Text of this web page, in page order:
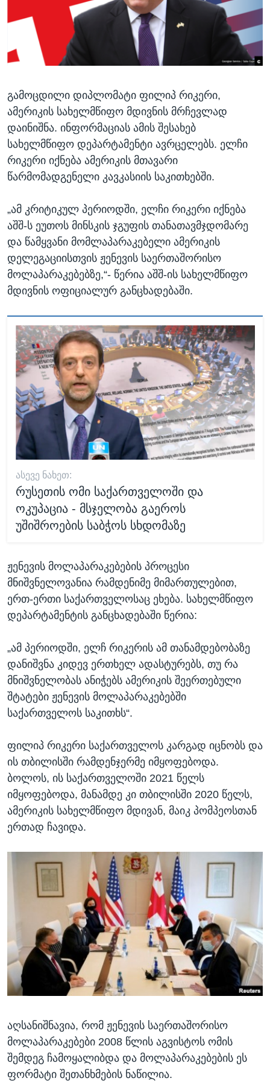
ᲡᲢᲣᲓᲘᲐ ᲕᲐᲨᲘᲜᲒᲢᲝᲜᲘ
ᲯᲐᲜᲛᲠᲗᲔᲚᲝᲑᲐ
ᲛᲔᲪᲜᲘᲔᲠᲔᲑᲐ
ᲙᲣᲚᲢᲣᲠᲐ
ᲒᲐᲚᲘᲚᲔᲝ
ᲓᲔᲖᲘᲜᲤᲝᲠᲛᲐᲪᲘᲐ
Learning English
ᲗᲕᲐᲚᲘ ᲒᲕᲐᲓᲔᲕᲜᲔᲗ
ენები
გამოცდილი დიპლომატი ფილიპ რიკერი,
ამერიკის სახელმწიფო მდივნის მრჩევლად
დაინიშნა. ინფორმაციას ამის შესახებ
სახელმწიფო დეპარტამენტი ავრცელებს. ელჩი
რიკერი იქნება ამერიკის მთავარი
წარმომადგენელი კავკასიის საკითხებში.
„ამ კრიტიკულ პერიოდში, ელჩი რიკერი იქნება
აშშ-ს ეუთოს მინსკის ჯგუფის თანათავმჯდომარე
და წამყვანი მომლაპარაკებელი ამერიკის
დელეგაციისთვის ჟენევის საერთაშორისო
მოლაპარაკებებზე,“- წერია აშშ-ის სახელმწიფო
მდივნის ოფიციალურ განცხადებაში.
ᲐᲡᲔᲕᲔ ᲜᲐᲮᲔᲗ:
რუსეთის ომი საქართველოში და
ოკუპაცია - მსჯელობა გაეროს
უშიშროების საბჭოს სხდომაზე
ჟენევის მოლაპარაკებების პროცესი
მნიშვნელოვანია რამდენიმე მიმართულებით,
ერთ-ერთი საქართველოსაც ეხება. სახელმწიფო
დეპარტამენტის განცხადებაში წერია:
„ამ პერიოდში, ელჩ რიკერის ამ თანამდებობაზე
დანიშვნა კიდევ ერთხელ ადასტურებს, თუ რა
მნიშვნელობას ანიჭებს ამერიკის შეერთებული
შტატები ჟენევის მოლაპარაკებებში
საქართველოს საკითხს“.
ფილიპ რიკერი საქართველოს კარგად იცნობს და
ის თბილისში რამდენჯერმე იმყოფებოდა.
ბოლოს, ის საქართველოში 2021 წელს
იმყოფებოდა, მანამდე კი თბილისში 2020 წელს,
ამერიკის სახელმწიფო მდივან, მაიკ პომპეოსთან
ერთად ჩავიდა.
აღსანიშნავია, რომ ჟენევის საერთაშორისო
მოლაპარაკებები 2008 წლის აგვისტოს ომის
შემდეგ ჩამოყალიბდა და მოლაპარაკებების ეს
ფორმატი შეთანხმების ნაწილია.